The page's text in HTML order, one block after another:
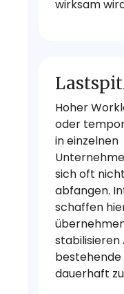
wirksam
Hoher
oder
in einzelnen
sich oft
abfangen.
schaffen
stabilisieren
dauerhaft